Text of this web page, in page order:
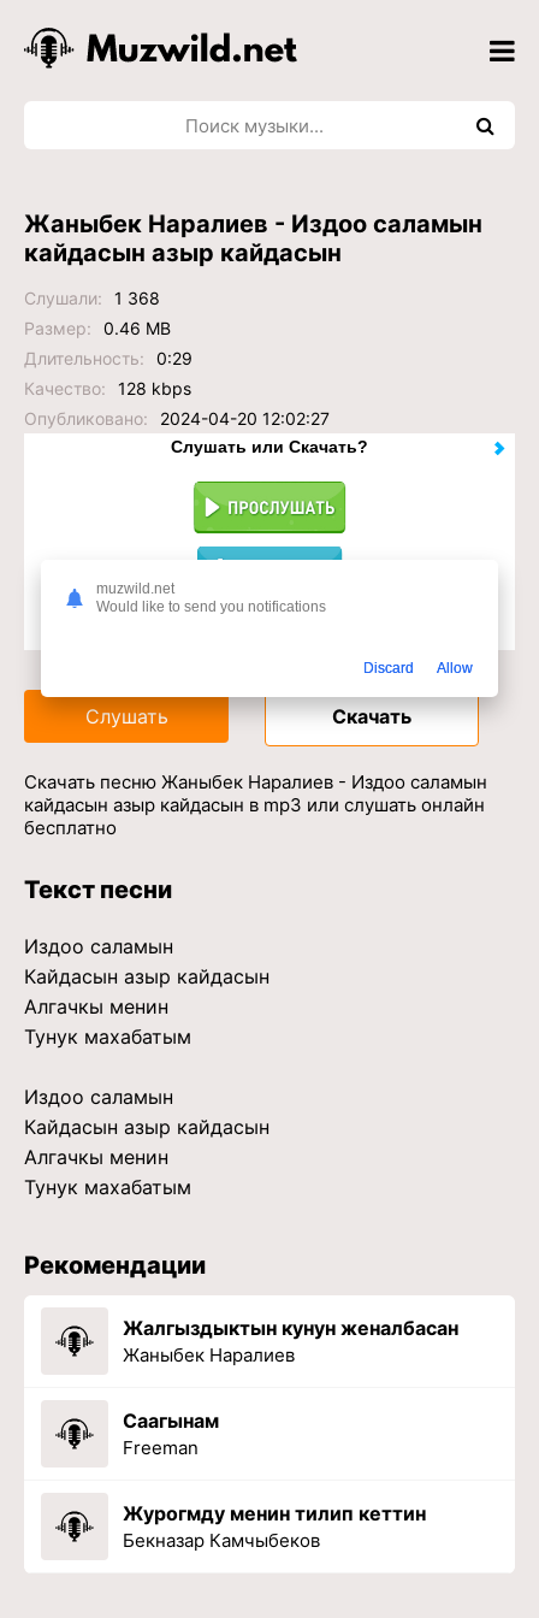
Жаныбек Наралиев - Издоо саламын
кайдасын азыр кайдасын
Слушали:
1 368
Размер:
0.46 MB
Длительность:
0:29
Качество:
128 kbps
Опубликовано:
2024-04-20 12:02:27
Слушать или Скачать?
Слушать Скачать
Скачать песню Жаныбек Наралиев - Издоо саламын
кайдасын азыр кайдасын в mp3 или слушать онлайн
бесплатно
Текст песни
Издоо саламын
Кайдасын азыр кайдасын
Алгачкы менин
Тунук махабатым
Издоо саламын
Кайдасын азыр кайдасын
Алгачкы менин
Тунук махабатым
Рекомендации
Жалгыздыктын кунун женалбасан
Жаныбек Наралиев
Саагынам
Freeman
Журогмду менин тилип кеттин
Бекназар Камчыбеков
muzwild.net
Would like to send you notifications
Discard Allow